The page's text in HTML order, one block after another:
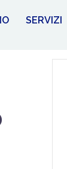
SERVIZI